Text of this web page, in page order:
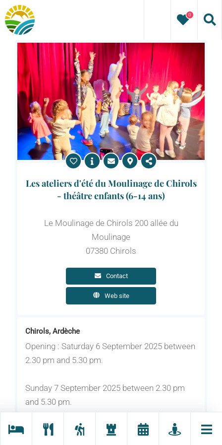
Skip
to
content
0
Les ateliers d'été du Moulinage de Chirols
- théâtre enfants (6-14 ans)
Le Moulinage de Chirols 200 allée du
Moulinage
07380 Chirols
Contact
Web site
Chirols, Ardèche
Opening : Saturday 6 September 2025 between
2.30 pm and 5.30 pm.
Sunday 7 September 2025 between 2.30 pm
and 5.30 pm.